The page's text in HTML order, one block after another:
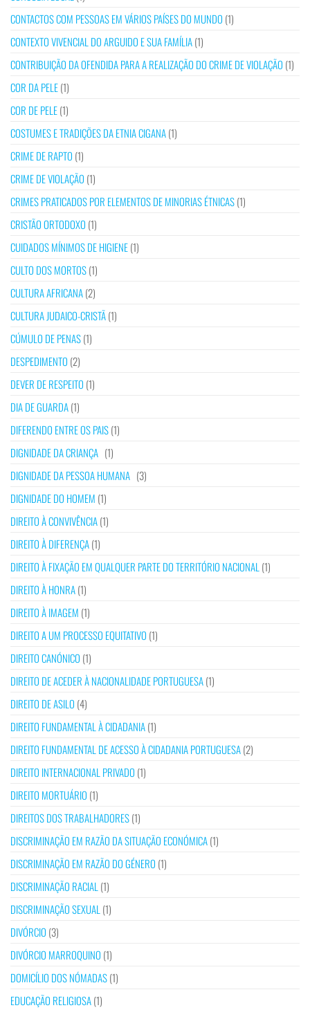
CONTACTOS COM PESSOAS EM VÁRIOS PAÍSES DO MUNDO (1)
CONTEXTO VIVENCIAL DO ARGUIDO E SUA FAMÍLIA(1)
CONTRIBUIÇÃO DA OFENDIDA PARA A REALIZAÇÃO DO CRIME DE VIOLAÇÃO (1)
COR DA PELE(1)
COR DE PELE(1)
COSTUMES E TRADIÇÕES DA ETNIA CIGANA(1)
CRIME DE RAPTO (1)
CRIME DE VIOLAÇÃO (1)
CRIMES PRATICADOS POR ELEMENTOS DE MINORIAS ÉTNICAS(1)
CRISTÃO ORTODOXO (1)
CUIDADOS MÍNIMOS DE HIGIENE(1)
CULTO DOS MORTOS(1)
CULTURA AFRICANA(2)
CULTURA JUDAICO-CRISTÃ(1)
CÚMULO DE PENAS(1)
DESPEDIMENTO (2)
DEVER DE RESPEITO (1)
DIA DE GUARDA(1)
DIFERENDO ENTRE OS PAIS(1)
DIGNIDADE DA CRIANÇA (1)
DIGNIDADE DA PESSOA HUMANA (3)
DIGNIDADE DO HOMEM (1)
DIREITO À CONVIVÊNCIA(1)
DIREITO À DIFERENÇA(1)
DIREITO À FIXAÇÃO EM QUALQUER PARTE DO TERRITÓRIO NACIONAL (1)
DIREITO À HONRA(1)
DIREITO À IMAGEM (1)
DIREITO A UM PROCESSO EQUITATIVO (1)
DIREITO CANÓNICO (1)
DIREITO DE ACEDER À NACIONALIDADE PORTUGUESA(1)
DIREITO DE ASILO (4)
DIREITO FUNDAMENTAL À CIDADANIA(1)
DIREITO FUNDAMENTAL DE ACESSO À CIDADANIA PORTUGUESA(2)
DIREITO INTERNACIONAL PRIVADO (1)
DIREITO MORTUÁRIO (1)
DIREITOS DOS TRABALHADORES(1)
DISCRIMINAÇÃO EM RAZÃO DA SITUAÇÃO ECONÓMICA(1)
DISCRIMINAÇÃO EM RAZÃO DO GÉNERO (1)
DISCRIMINAÇÃO RACIAL (1)
DISCRIMINAÇÃO SEXUAL (1)
DIVÓRCIO (3)
DIVÓRCIO MARROQUINO (1)
DOMICÍLIO DOS NÓMADAS(1)
EDUCAÇÃO RELIGIOSA(1)